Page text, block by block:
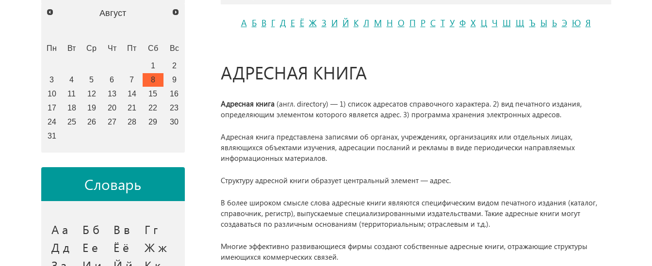
Август
Пн Вт Ср Чт Пт Сб Вс
1
2
3
4 5 6 7 8
9
10
11 12 13 14 15
16
17
18 19 20 21 22
23
24
25 26 27 28 29
30
31
Словарь
А а Б б В в
Г г
Д д
Е е Ё ё
Ж ж
А Б В Г Д Е Ё Ж З И Й К Л М Н О П Р С Т У Ф Х Ц Ч Ш Щ Ъ Ы Ь Э Ю Я
АДРЕСНАЯ КНИГА
Адресная книга(англ. directory) — 1) список адресатов справочного характера. 2) вид печатного издания,
определяющим элементом которого является адрес. 3) программа хранения электронных адресов.
Адресная книга представлена записями об органах, учреждениях, организациях или отдельных лицах,
являющихся объектами изучения, адресации посланий и рекламы в виде периодически направляемых
информационных материалов.
Структуру адресной книги образует центральный элемент — адрес.
В более широком смысле слова адресные книги являются специфическим видом печатного издания (каталог,
справочник, регистр), выпускаемые специализированными издательствами. Такие адресные книги могут
создаваться по различным основаниям (территориальным; отраслевым и т.д.).
Многие эффективно развивающиеся фирмы создают собственные адресные книги, отражающие структуры
имеющихся коммерческих связей.